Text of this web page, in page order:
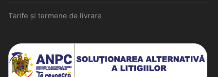
Tarife și termene de livrare